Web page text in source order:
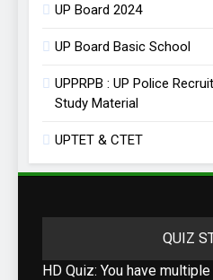
UP Board 2024
UP Board Basic School
UPPRPB : UP Police
Study Material
UPTET & CTET
QUIZ
HD Quiz: You have